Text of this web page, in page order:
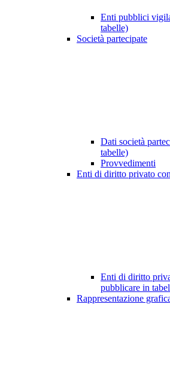
Enti pubblici
tabelle)
Società partecipate
Dati società
tabelle)
Provvedimenti
Enti di diritto privato
Enti di diritto
pubblicare in
Rappresentazione